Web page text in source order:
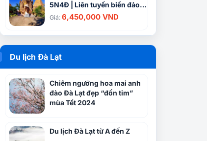
5N4Đ | Liên tuyến biển đảo,
cao nguyên hấp dẫn
Giá: 6,450,000 VND
Du lịch Đà Lạt
Chiêm ngưỡng hoa mai anh
đào Đà Lạt đẹp “đốn tim”
mùa Tết 2024
Du lịch Đà Lạt từ A đến Z